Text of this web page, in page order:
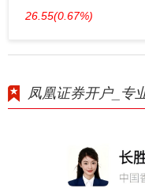
26.55(0.67%)
凤凰证券开户_专